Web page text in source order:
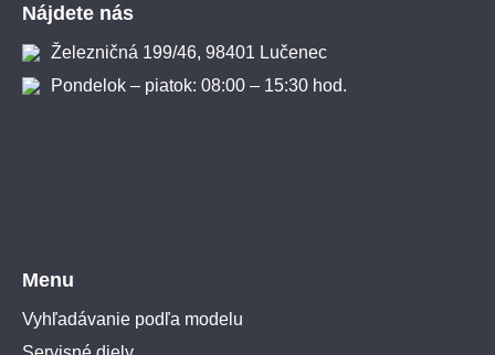
Nájdete nás
Železničná 199/46, 98401 Lučenec
Pondelok – piatok: 08:00 – 15:30 hod.
Menu
Vyhľadávanie podľa modelu